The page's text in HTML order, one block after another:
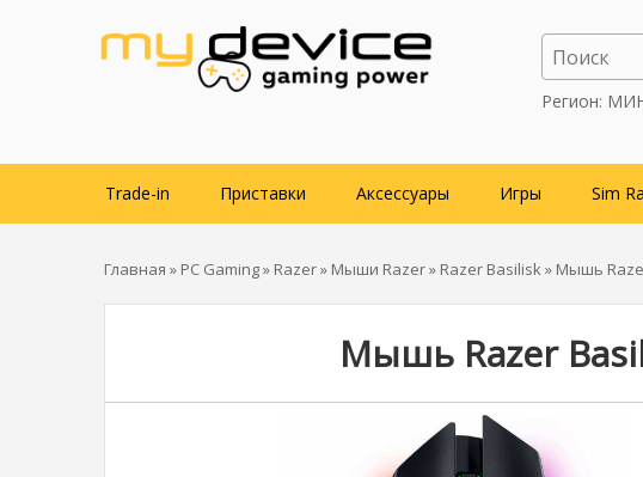
Регион:
Trade-in Приставки Аксессуары Игры Sim
Главная » PC Gaming» Razer» Мыши Razer» Razer Basilisk» Мышь
Мышь Razer